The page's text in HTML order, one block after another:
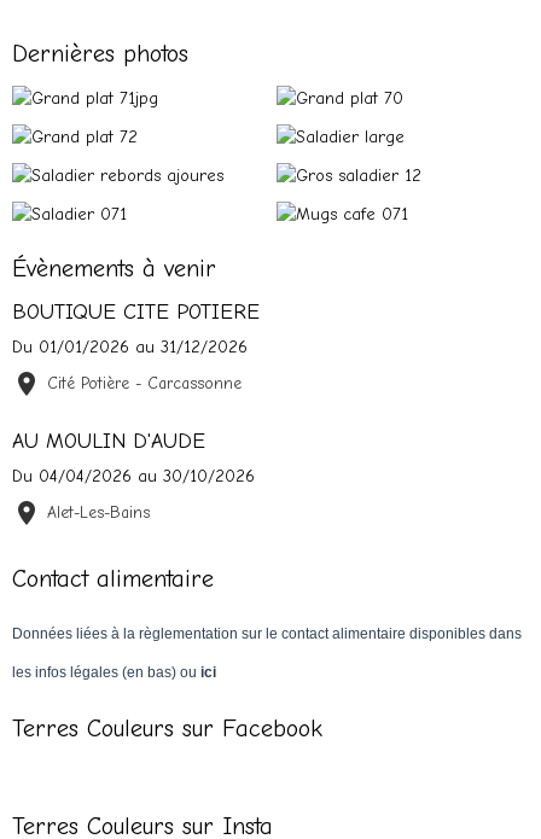
Dernières photos
Évènements à venir
BOUTIQUE CITE POTIERE
Du 01/01/2026 au 31/12/2026
Cité Potière - Carcassonne
AU MOULIN D'AUDE
Du 04/04/2026 au 30/10/2026
Alet-Les-Bains
Contact alimentaire
Données liées à la règlementation sur le contact alimentaire disponibles dans
les infos légales (en bas) ou ici
Terres Couleurs sur Facebook
Terres Couleurs sur Insta